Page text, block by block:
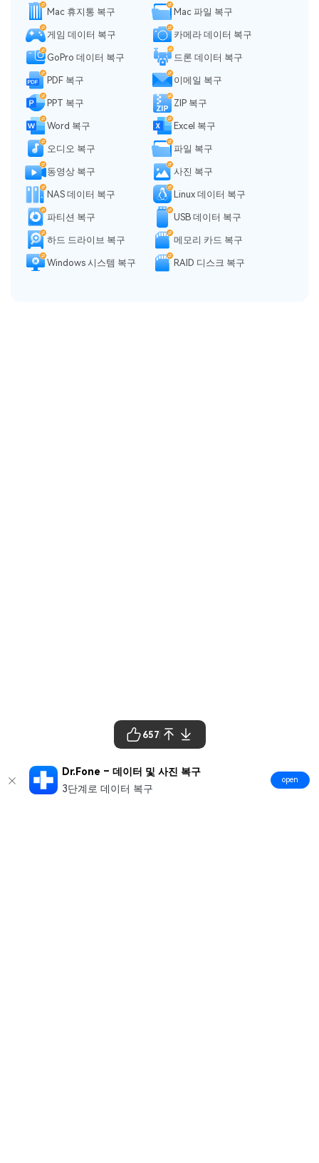
Mac 휴지통 복구 Mac 파일 복구
게임 데이터 복구 카메라 데이터 복구
GoPro 데이터 복구 드론 데이터 복구
PDF 복구 이메일 복구
PPT 복구 ZIP 복구
Word 복구 Excel 복구
오디오 복구 파일 복구
동영상 복구 사진 복구
NAS 데이터 복구 Linux 데이터 복구
파티션 복구 USB 데이터 복구
하드 드라이브 복구 메모리 카드 복구
Windows 시스템 복구 RAID 디스크 복구
657
Dr.Fone – 데이터 및 사진 복구
3단계로 데이터 복구
open